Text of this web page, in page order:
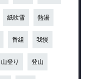
紙吹雪 熱湯
番組 我慢
山登り 登山